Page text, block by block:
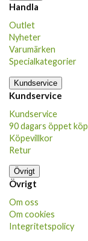
Handla
Outlet
Nyheter
Varumärken
Specialkategorier
Kundservice
Kundservice
Kundservice
90 dagars öppet köp
Köpevillkor
Retur
Övrigt
Övrigt
Om oss
Om cookies
Integritetspolicy